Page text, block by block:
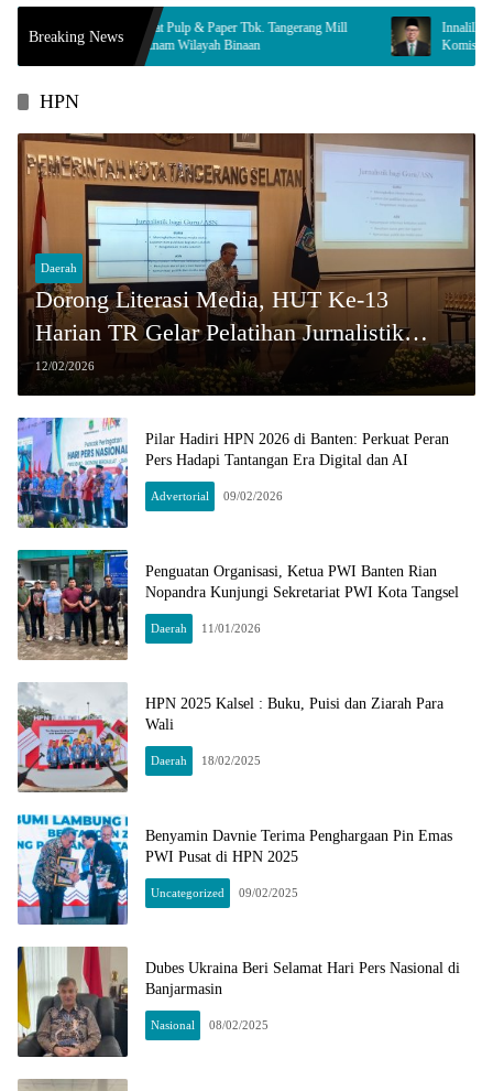
Breaking News
Kiat Pulp & Paper Tbk. Tangerang Mill
Enam Wilayah Binaan
Innalillahi, Legislator Tangsel
Komisi ll Berduka
HPN
Daerah
Dorong Literasi Media, HUT Ke-13
Harian TR Gelar Pelatihan Jurnalistik
2026 untuk Guru dan ASN
12/02/2026
Pilar Hadiri HPN 2026 di Banten: Perkuat Peran
Pers Hadapi Tantangan Era Digital dan AI
Advertorial 09/02/2026
Penguatan Organisasi, Ketua PWI Banten Rian
Nopandra Kunjungi Sekretariat PWI Kota Tangsel
Daerah 11/01/2026
HPN 2025 Kalsel : Buku, Puisi dan Ziarah Para
Wali
Daerah 18/02/2025
Benyamin Davnie Terima Penghargaan Pin Emas
PWI Pusat di HPN 2025
Uncategorized 09/02/2025
Dubes Ukraina Beri Selamat Hari Pers Nasional di
Banjarmasin
Nasional 08/02/2025